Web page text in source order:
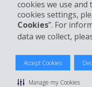
cookies we use
cookies settings,
Cookies”. For
data we collect,
Accept Cookies
Manage my Cookies
Mieten bei Hertz
© 2026 The Hertz
Datenschutzrichtlinie |
Sitemap Cookies verwalten